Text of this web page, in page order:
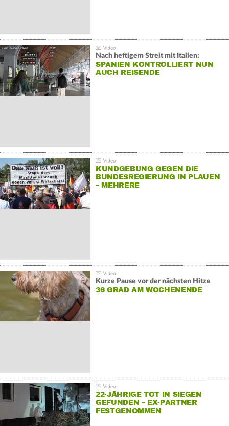
Nach heftigem Streit mit Italien:
SPANIEN KONTROLLIERT NUN
AUCH REISENDE
KUNDGEBUNG GEGEN DIE
BUNDESREGIERUNG IN PLAUEN
– MEHRERE
Kurze Pause vor der nächsten Hitze
36 GRAD AM WOCHENENDE
22-JÄHRIGE TOT IN SIEGEN
GEFUNDEN – EX-PARTNER
FESTGENOMMEN